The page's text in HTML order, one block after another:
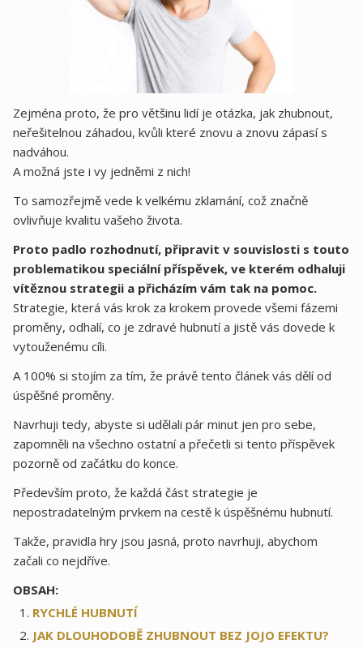
Zejména proto, že pro většinu lidí je otázka, jak zhubnout,
neřešitelnou záhadou, kvůli které znovu a znovu zápasí s
nadváhou.
A možná jste i vy jedněmi z nich!
To samozřejmě vede k velkému zklamání, což značně
ovlivňuje kvalitu vašeho života.
Proto padlo rozhodnutí, připravit v souvislosti s touto
problematikou speciální příspěvek, ve kterém odhaluji
vítěznou strategii a přicházím vám tak na pomoc.
Strategie, která vás krok za krokem provede všemi fázemi
proměny, odhalí, co je zdravé hubnutí a jistě vás dovede k
vytouženému cíli.
A 100% si stojím za tím, že právě tento článek vás dělí od
úspěšné proměny.
Navrhuji tedy, abyste si udělali pár minut jen pro sebe,
zapomněli na všechno ostatní a přečetli si tento příspěvek
pozorně od začátku do konce.
Především proto, že každá část strategie je
nepostradatelným prvkem na cestě k úspěšnému hubnutí.
Takže, pravidla hry jsou jasná, proto navrhuji, abychom
začali co nejdříve.
OBSAH:
RYCHLÉ HUBNUTÍ
JAK DLOUHODOBĚ ZHUBNOUT BEZ JOJO EFEKTU?